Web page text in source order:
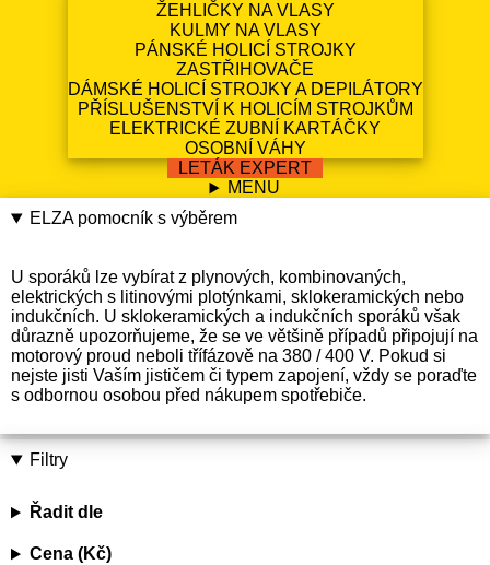
ŽEHLIČKY NA VLASY
KULMY NA VLASY
PÁNSKÉ HOLICÍ STROJKY
ZASTŘIHOVAČE
DÁMSKÉ HOLICÍ STROJKY A DEPILÁTORY
PŘÍSLUŠENSTVÍ K HOLICÍM STROJKŮM
ELEKTRICKÉ ZUBNÍ KARTÁČKY
OSOBNÍ VÁHY
LETÁK EXPERT
MENU
ELZA pomocník s výběrem
U sporáků lze vybírat z plynových, kombinovaných,
elektrických s litinovými plotýnkami, sklokeramických nebo
indukčních. U sklokeramických a indukčních sporáků však
důrazně upozorňujeme, že se ve většině případů připojují na
motorový proud neboli třífázově na 380 / 400 V. Pokud si
nejste jisti Vaším jističem či typem zapojení, vždy se poraďte
s odbornou osobou před nákupem spotřebiče.
Filtry
Řadit dle
Cena (Kč)